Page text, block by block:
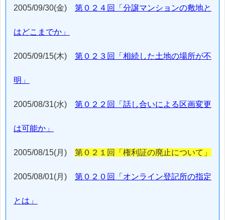
2005/09/30(金) 第０２４回「分譲マンションの敷地と
はどこまでか」
2005/09/15(木) 第０２３回「相続した土地の場所が不
明」
2005/08/31(水) 第０２２回「話し合いによる区画変更
は可能か」
2005/08/15(月) 第０２１回「権利証の廃止について」
2005/08/01(月) 第０２０回「オンライン登記所の指定
とは」